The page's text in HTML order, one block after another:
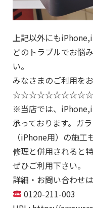
上記以外にも
どのトラブルでお悩
い。
みなさまのご利用を
※当店では、
承っております。ガ
（iPhone用）の施工
修理と併用されると
ぜひご利用下さい。
詳細・お問い合わせは
0120-211-003